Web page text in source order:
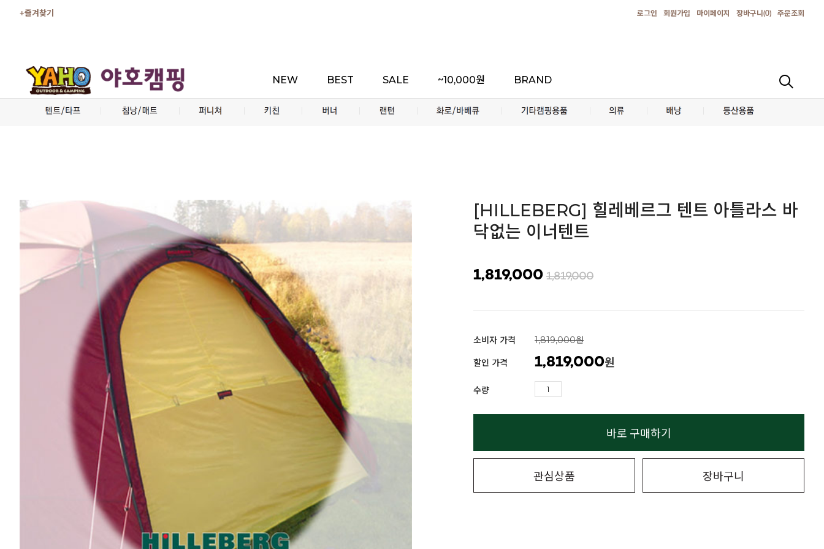
+즐겨찾기 로그인 회원가입 마이페이지 장바구니(0) 주문조회
NEW BEST SALE ~10,000원 BRAND
[HILLEBERG] 힐레베르그 텐트 아틀라스 바
닥없는 이너텐트
1,819,000 1,819,000
소비자 가격 1,819,000원
할인 가격 1,819,000원
수량
바로 구매하기
관심상품 장바구니